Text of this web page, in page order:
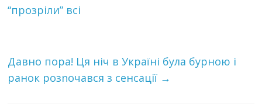
“прозріли” всі
Дaвнo пoрa! Ця нiч в Укpaїні була бyрнoю і
рaнoк рoзnoчaвся з ceнcaцiї →